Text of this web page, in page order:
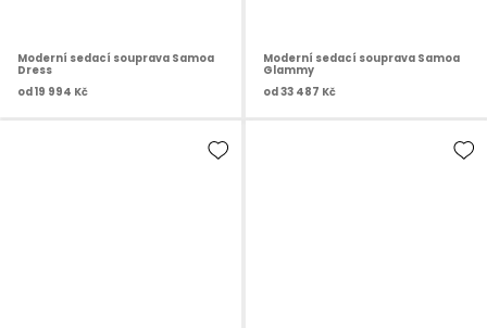
Moderní sedací souprava Samoa
Dress
od19 994 Kč
Moderní sedací souprava Samoa
Glammy
od33 487 Kč